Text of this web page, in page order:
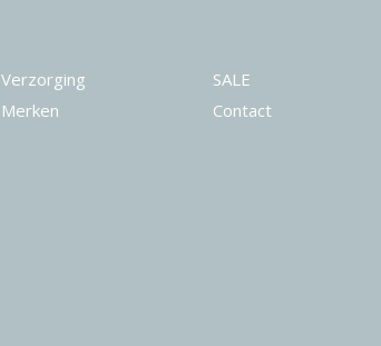
Verzorging
Merken
SALE
Contact